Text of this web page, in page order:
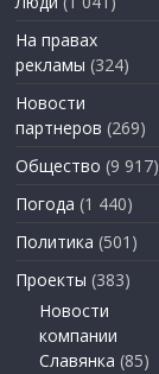
На правах
рекламы (324)
Новости
партнеров (269)
Общество (9 917)
Погода (1 440)
Политика (501)
Проекты (383)
Новости
компании
Славянка (85)